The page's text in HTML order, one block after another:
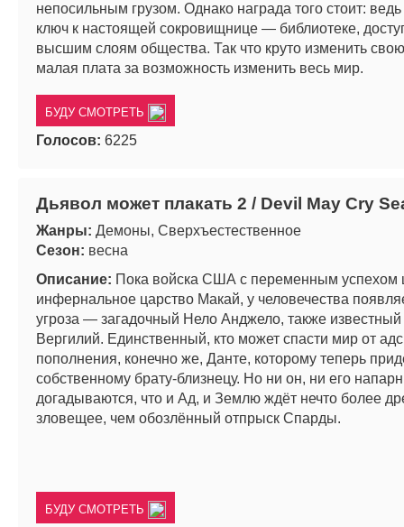
непосильным грузом. Однако награда того стоит:
ключ к настоящей сокровищнице — библиотеке,
высшим слоям общества. Так что круто изменить
малая плата за возможность изменить весь мир.
БУДУ СМОТРЕТЬ
Голосов: 6225
Дьявол может плакать 2 / Devil May Cry
Жанры: Демоны, Сверхъестественное
Сезон: весна
Описание: Пока войска США с переменным успехом
инфернальное царство Макай, у человечества
угроза — загадочный Нело Анджело, также известный
Вергилий. Единственный, кто может спасти мир от
пополнения, конечно же, Данте, которому теперь
собственному брату-близнецу. Но ни он, ни его
догадываются, что и Ад, и Землю ждёт нечто более
зловещее, чем обозлённый отпрыск Спарды.
БУДУ СМОТРЕТЬ